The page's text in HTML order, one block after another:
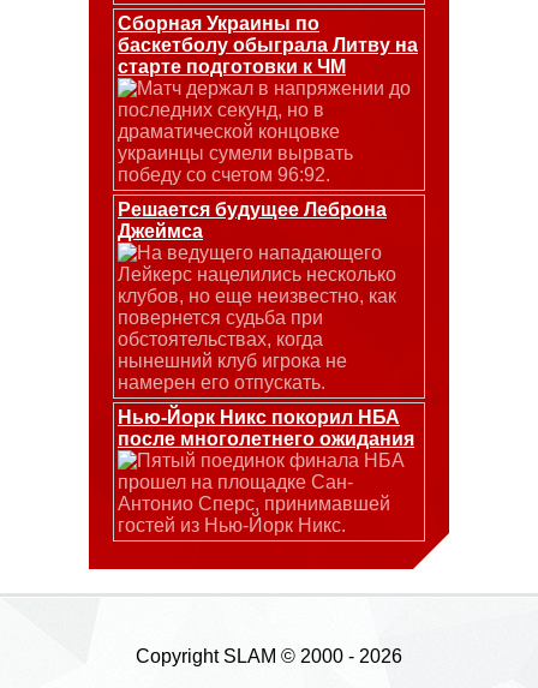
Сборная Украины по
баскетболу обыграла Литву на
старте подготовки к ЧМ
Матч держал в напряжении до
последних секунд, но в
драматической концовке
украинцы сумели вырвать
победу со счетом 96:92.
Решается будущее Леброна
Джеймса
На ведущего нападающего
Лейкерс нацелились несколько
клубов, но еще неизвестно, как
повернется судьба при
обстоятельствах, когда
нынешний клуб игрока не
намерен его отпускать.
Нью-Йорк Никс покорил НБА
после многолетнего ожидания
Пятый поединок финала НБА
прошел на площадке Сан-
Антонио Сперс, принимавшей
гостей из Нью-Йорк Никс.
Copyright SLAM © 2000 - 2026